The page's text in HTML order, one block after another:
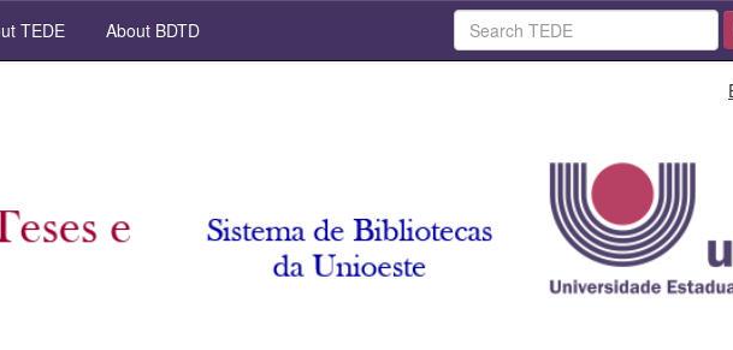
TEDE About BDTD